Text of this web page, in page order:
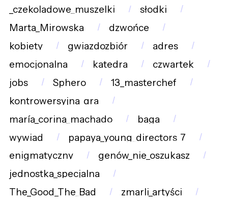
_czekoladowe_muszelki
słodki
Marta_Mirowska
dzwońce
kobiety
gwiazdozbiór
adres
emocjonalna
katedra
czwartek
jobs
Sphero
13_masterchef
kontrowersyjna_gra
maría_corina_machado
baga
wywiad
papaya_young_directors_7
enigmatyczny
genów_nie_oszukasz
jednostka_specjalna
The_Good_The_Bad
zmarli_artyści